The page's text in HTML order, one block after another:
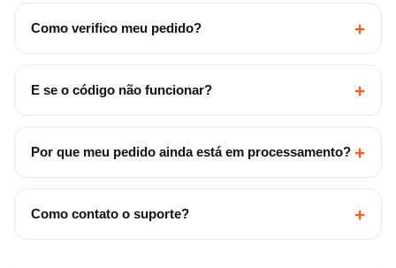
Como verifico meu pedido? +
E se o código não funcionar? +
Por que meu pedido ainda está em processamento? +
Como contato o suporte? +